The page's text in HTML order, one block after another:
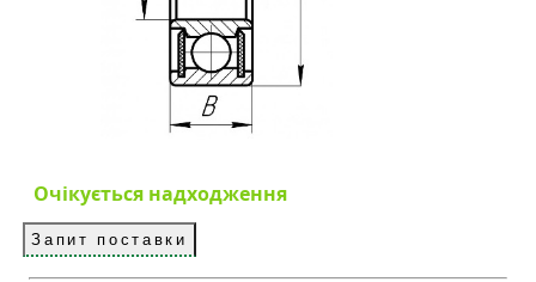
Очікується надходження
Запит поставки